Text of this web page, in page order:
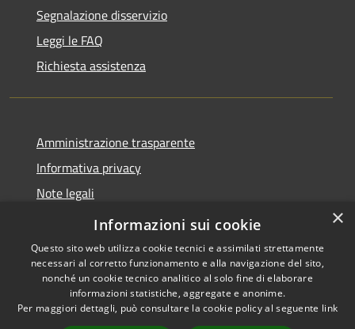
Segnalazione disservizio
Leggi le FAQ
Richiesta assistenza
Amministrazione trasparente
Informativa privacy
Note legali
Dichiarazione di accessibilità
Accessibilità
Copyright © 2026 • Comune di
Diano San Pietro • Powered by
×
Informazioni sui cookie
Questo sito web utilizza cookie tecnici e assimilati strettamente
necessari al corretto funzionamento e alla navigazione del sito,
nonché un cookie tecnico analitico al solo fine di elaborare
informazioni statistiche, aggregate e anonime.
Per maggiori dettagli, può consultare la cookie policy al seguente link